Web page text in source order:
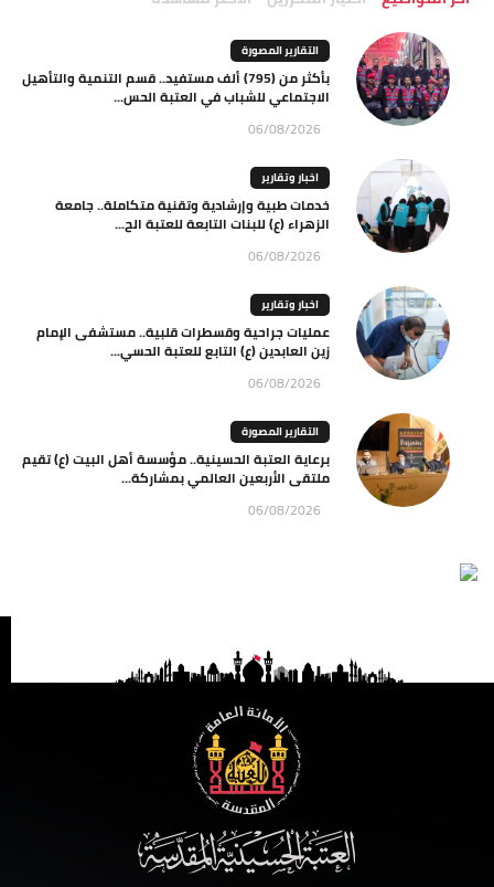
التقارير المصورة
بأكثر من (795) ألف مستفيد.. قسم التنمية والتأهيل
الاجتماعي للشباب في العتبة الحس...
06/08/2026
اخبار وتقارير
خدمات طبية وإرشادية وتقنية متكاملة.. جامعة
الزهراء (ع) للبنات التابعة للعتبة الح...
06/08/2026
اخبار وتقارير
عمليات جراحية وقسطرات قلبية.. مستشفى الإمام
زين العابدين (ع) التابع للعتبة الحسي...
06/08/2026
التقارير المصورة
برعاية العتبة الحسينية.. مؤسسة أهل البيت (ع) تقيم
ملتقى الأربعين العالمي بمشاركة...
06/08/2026